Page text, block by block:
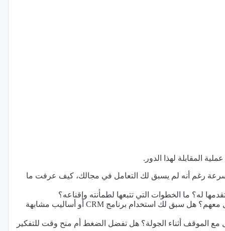
المقابلة لهذا الدور.
رغم أنه لم يسبق لك التعامل في مجالك، كيف عرفت ما
له؟ ما الخطوات التي تتبعها لطمأنته وإقناعه؟
ما الأدوات أو الطرق التي تراها فعّالة لتنظيم بيانات العملاء ومتابعة التواصل معهم؟ هل سبق لك استخدام برنامج CRM أو أساليب مشابهة
الموقف أثناء الجولة؟ هل تفضل الضغط أم منح وقت للتفكير